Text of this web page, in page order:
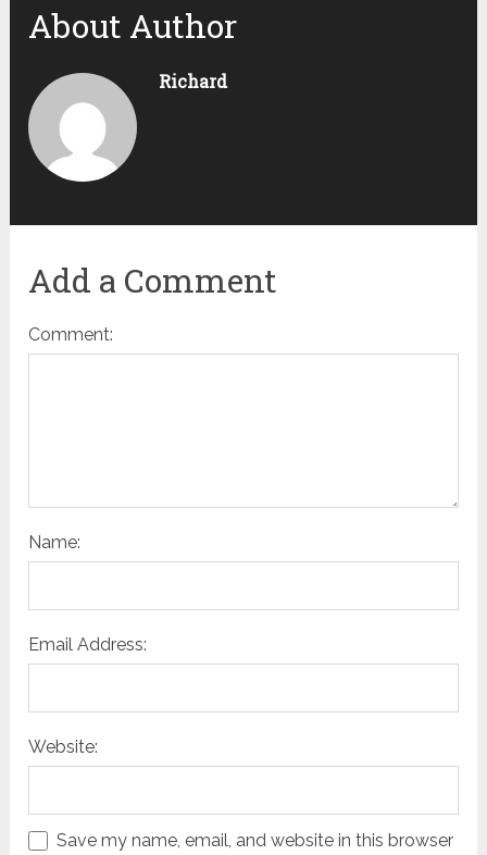
About Author
Richard
Add a Comment
Comment:
Name:
Email Address:
Website:
Save my name, email, and website in this browser